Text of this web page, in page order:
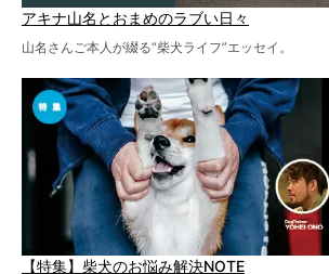
アキナ山名とおまめのラブい日々
山名さんご本人が綴る“柴犬ライフ”エッセイ。
【特集】柴犬のお悩み解決NOTE